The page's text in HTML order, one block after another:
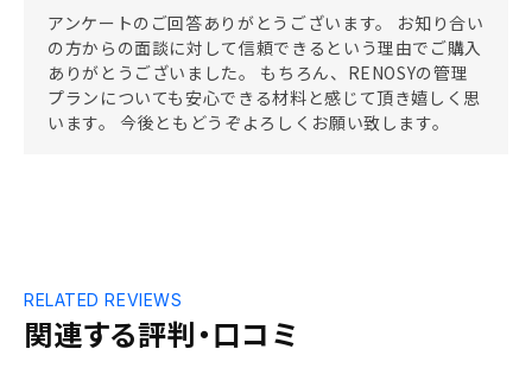
アンケートのご回答ありがとうございます。 お知り合い
の方からの面談に対して信頼できるという理由でご購入
ありがとうございました。 もちろん、RENOSYの管理
プランについても安心できる材料と感じて頂き嬉しく思
います。 今後ともどうぞよろしくお願い致します。
関連する評判・口コミ
RELATED REVIEWS